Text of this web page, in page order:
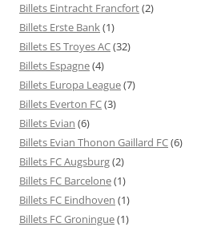
Billets Eintracht Francfort(2)
Billets Erste Bank(1)
Billets ES Troyes AC(32)
Billets Espagne(4)
Billets Europa League(7)
Billets Everton FC(3)
Billets Evian (6)
Billets Evian Thonon Gaillard FC(6)
Billets FC Augsburg(2)
Billets FC Barcelone(1)
Billets FC Eindhoven (1)
Billets FC Groningue(1)